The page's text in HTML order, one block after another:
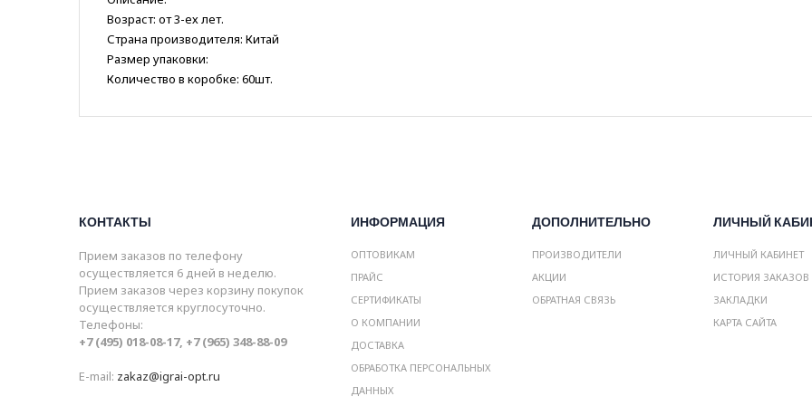
Возраст: от 3-ех лет.
Страна производителя: Китай
Размер упаковки:
Количество в коробке: 60шт.
КОНТАКТЫ
Прием заказов по телефону
осуществляется 6 дней в неделю.
Прием заказов через корзину покупок
осуществляется круглосуточно.
Телефоны:
+7 (495) 018-08-17, +7 (965) 348-88-09
E-mail: zakaz@igrai-opt.ru
ИНФОРМАЦИЯ
ОПТОВИКАМ
ПРАЙС
СЕРТИФИКАТЫ
О КОМПАНИИ
ДОСТАВКА
ОБРАБОТКА ПЕРСОНАЛЬНЫХ
ДАННЫХ
ДОПОЛНИТЕЛЬНО
ПРОИЗВОДИТЕЛИ
АКЦИИ
ОБРАТНАЯ СВЯЗЬ
ЛИЧНЫЙ
ЛИЧНЫЙ КАБИНЕТ
ИСТОРИЯ ЗАКАЗОВ
ЗАКЛАДКИ
КАРТА САЙТА